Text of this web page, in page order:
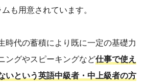
も用意されています。
時代の蓄積により既に一定の基礎力
ングやスピーキングなど仕事で使え
いという英語中級者・中上級者の方